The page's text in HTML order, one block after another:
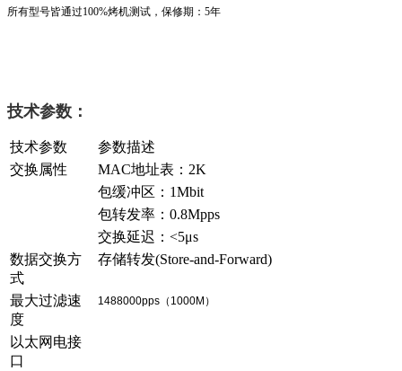
所有型号皆通过100%烤机测试，保修期：5年
技术参数：
技术参数
参数描述
交换属性
MAC地址表：2K
包缓冲区：1Mbit
包转发率：0.8Mpps
交换延迟：<5μs
数据交换方
式
存储转发(Store-and-Forward)
最大过滤速
度
1488000pps（1000M）
以太网电接
口